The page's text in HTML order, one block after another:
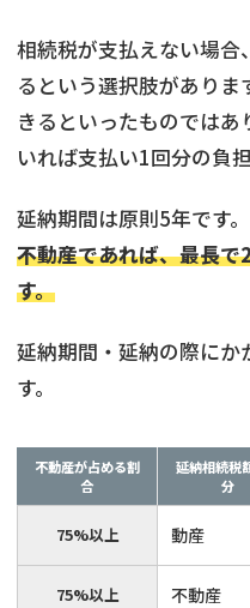
相続税が支払えない場
るという選択肢があり
きるといったものではあ
いれば支払い1回分の負
延納期間は原則5年です
不動産であれば、最長
す。
延納期間・延納の際に
す。
不動産が占める割
合
延納相続税
分
75%以上 動産
75%以上 不動産